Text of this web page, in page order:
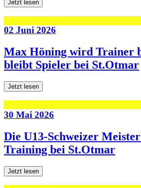
Jetzt lesen
02 Juni 2026
Max Höning wird Trainer
bleibt Spieler bei St.Otmar
Jetzt lesen
30 Mai 2026
Die U13-Schweizer
Training bei St.Otmar
Jetzt lesen